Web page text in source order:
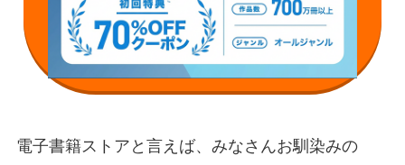
電子書籍ストアと言えば、みなさんお馴染みの